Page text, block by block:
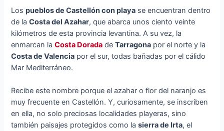
Lospueblos de Castellón con playa se encuentran dentro
de laCosta del Azahar, que abarca unos ciento veinte
kilómetros de esta provincia levantina. A su vez, la
enmarcan laCosta Dorada deTarragona por el norte y la
Costa de Valencia por el sur, todas bañadas por el cálido
Mar Mediterráneo.
Recibe este nombre porque el azahar o flor del naranjo es
muy frecuente en Castellón. Y, curiosamente, se inscriben
en ella, no solo preciosas localidades playeras, sino
también paisajes protegidos como lasierra de Irta, el